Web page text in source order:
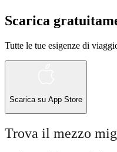
Scarica
Tutte le tue esigenze di
Scarica su App Store
Trova il mezzo